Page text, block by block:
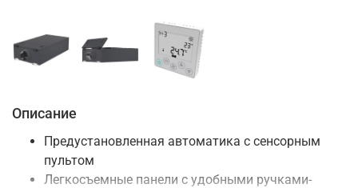
Описание
Предустановленная автоматика с сенсорным
пультом
Легкосъемные панели с удобными ручками-